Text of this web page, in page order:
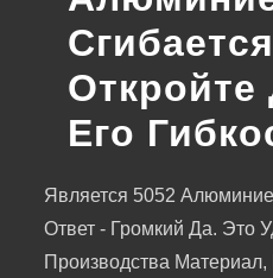
Его
Является 5052
Ответ - Громкий Да. Это
Производства